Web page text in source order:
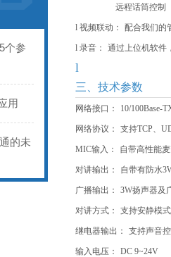
个参
用
的未
远程话筒控制
l 视频联动： 配合我们的
l 录音： 通过上位机软件
l
三、技术参数
网络接口： 10/100Base-
网络协议： 支持TCP、
MIC输入： 自带高性能
对讲输出： 自带有防水
广播输出： 3W扬声器及
对讲方式： 支持安静模
继电器输出： 支持声音
输入电压： DC 9~24V